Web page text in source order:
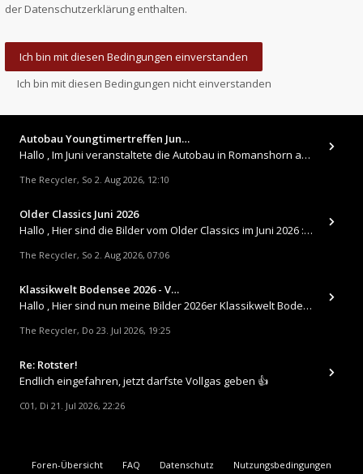
der Datenschutzerklärung enthalten.
Autobau Youngtimertreffen Jun…
Hallo , Im Juni veranstaltete die Autobau in Romanshorn auf ihrem Gelände ein kleines Youngtimertreffen : https://up.
The Recycler, So 2. Aug 2026, 12:10
Older Classics Juni 2026
​Hallo , Hier sind die Bilder vom Older Classics im Juni 2026 : https://up.picr.de/51155940wd.jpg https://up.pic
The Recycler, So 2. Aug 2026, 07:06
Klassikwelt Bodensee 2026 - V…
Hallo , Hier sind nun meine Bilder 2026er Klassikwelt Bodensee 😀 https://up.picr.de/51125547rb.jpg https://up.pi
The Recycler, Do 23. Jul 2026, 19:25
Re: Rotster!
Endlich eingefahren, jetzt darfste Vollgas geben 👍
C01, Di 21. Jul 2026, 22:26
Foren-Übersicht FAQ Datenschutz Nutzungsbedingungen